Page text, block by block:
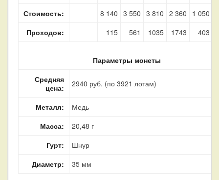
Стоимость:
8 140 3 550 3 810 2 360 1 050
Проходов:
115 561 1035 1743 403
Параметры монеты
Средняя
цена:
2940 руб. (по 3921 лотам)
Металл:
Медь
Масса:
20,48 г
Гурт:
Шнур
Диаметр:
35 мм